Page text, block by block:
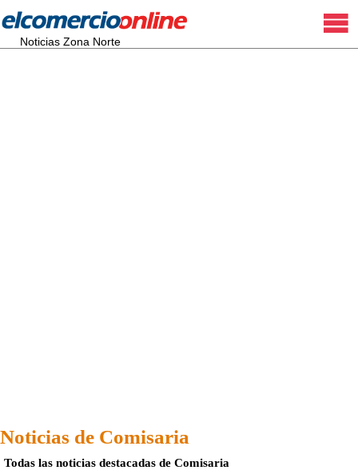
Noticias Zona Norte
Noticias de Comisaria
Todas las noticias destacadas de Comisaria